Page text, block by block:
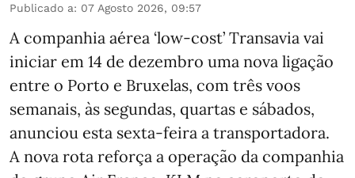
Publicado a: 07 Agosto 2026, 09:57
A companhia aérea ‘low-cost’ Transavia vai
iniciar em 14 de dezembro uma nova ligação
entre o Porto e Bruxelas, com três voos
semanais, às segundas, quartas e sábados,
anunciou esta sexta-feira a transportadora.
A nova rota reforça a operação da companhia